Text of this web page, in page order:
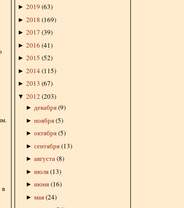
в
► 2019 (63)
► 2018 (169)
► 2017 (39)
► 2016 (41)
► 2015 (52)
► 2014 (115)
► 2013 (67)
▼ 2012 (203)
► декабря(9)
► ноября(5)
► октября(5)
► сентября(13)
► августа(8)
► июля(13)
► июня(16)
► мая(24)